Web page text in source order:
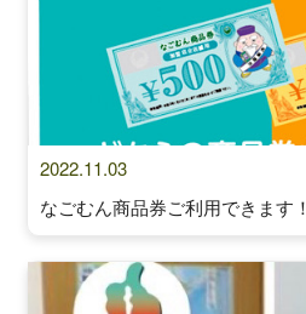
2022.11.03
なごむん商品券ご利用できます！